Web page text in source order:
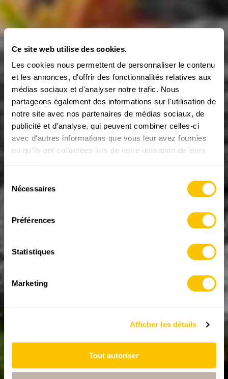
Ce site web utilise des cookies.
Les cookies nous permettent de personnaliser le contenu
et les annonces, d'offrir des fonctionnalités relatives aux
médias sociaux et d'analyser notre trafic. Nous
partageons également des informations sur l'utilisation de
notre site avec nos partenaires de médias sociaux, de
publicité et d'analyse, qui peuvent combiner celles-ci
avec d'autres informations que vous leur avez fournies
ou qu'ils ont collectées lors de votre utilisation de leurs
Nécessaires
Préférences
Statistiques
Marketing
Afficher les détails
Tout autoriser
REPORTAGES SUR LA RANDONNÉE ABO
Une diva en robe à
Venimeuse, mais surtout craintive: en général, la
vipère péliade disparaît bien avant de pouvoir être
repérée. Est-il utile de se déplacer avec un expert des
serpents? Réponse sous forme d’excursion dans le
29.05.2026 • Texte et photos: Heinz Staffelbach